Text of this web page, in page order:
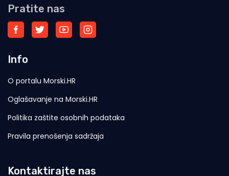
Pratite nas
Info
O portalu Morski.HR
Oglašavanje na Morski.HR
Politika zaštite osobnih podataka
Pravila prenošenja sadržaja
Kontaktirajte nas